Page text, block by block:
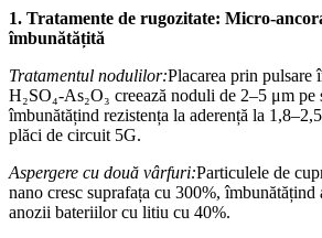
1. Tratamente de rugozitate: Micro-
îmbunătățită
Tratamentul nodulilor:Placarea prin pulsare
H₂SO₄-As₂O₃ creează noduli de 2–5 μm pe
îmbunătățind rezistența la aderență la
plăci de circuit 5G.
Aspergere cu două vârfuri:Particulele de
nano cresc suprafața cu 300%, îmbunătățind
anozii bateriilor cu litiu cu 40%.